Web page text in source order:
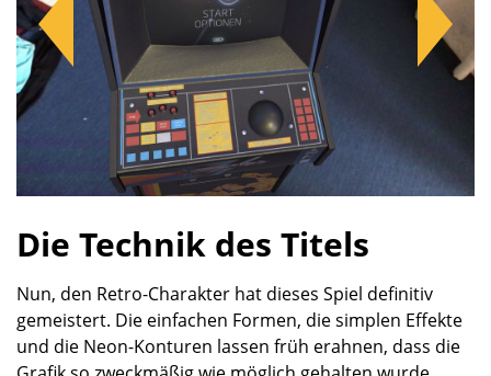
Die Technik des Titels
Nun, den Retro-Charakter hat dieses Spiel definitiv
gemeistert. Die einfachen Formen, die simplen Effekte
und die Neon-Konturen lassen früh erahnen, dass die